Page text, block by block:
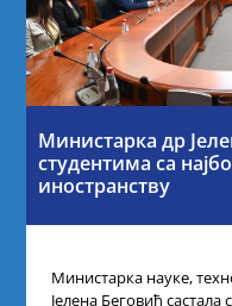
Министарка др
студентима са
иностранству
Министарка науке,
Јелена Беговић